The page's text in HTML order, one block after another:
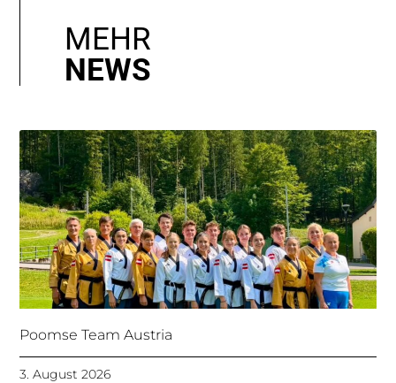
MEHR
NEWS
Poomse Team Austria
3. August 2026